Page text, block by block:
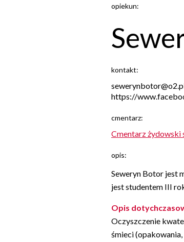
opiekun:
kontakt:
https://
cmentarz:
Cmentarz żydowski
opis:
Seweryn Botor jest
jest studentem III
Opis
Oczyszczenie
śmieci